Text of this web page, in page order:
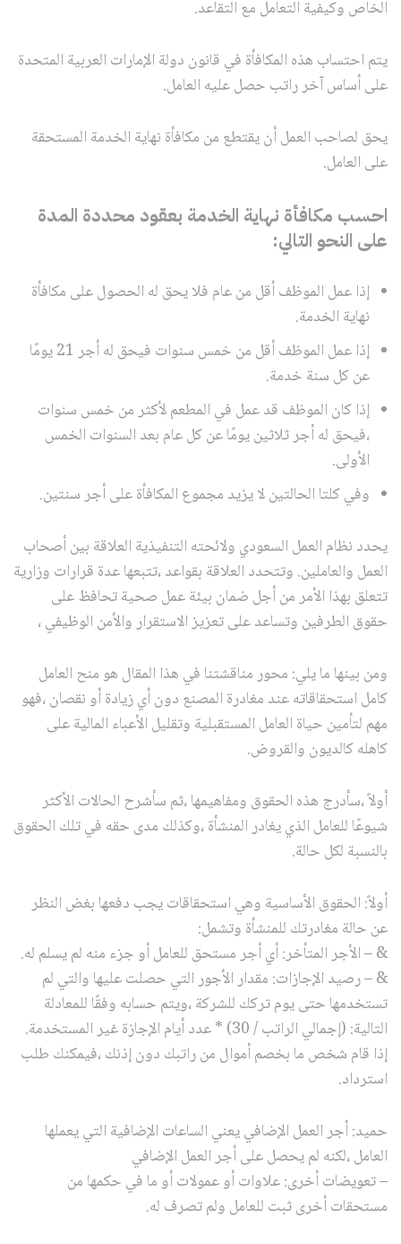
الخاص وكيفية التعامل مع التقاعد.
يتم احتساب هذه المكافأة في قانون دولة الإمارات العربية المتحدة
على أساس آخر راتب حصل عليه العامل.
يحق لصاحب العمل أن يقتطع من مكافأة نهاية الخدمة المستحقة
على العامل.
احسب مكافأة نهاية الخدمة بعقود محددة المدة
على النحو التالي:
إذا عمل الموظف أقل من عام فلا يحق له الحصول على مكافأة
نهاية الخدمة.
إذا عمل الموظف أقل من خمس سنوات فيحق له أجر 21 يومًا
عن كل سنة خدمة.
إذا كان الموظف قد عمل في المطعم لأكثر من خمس سنوات
،فيحق له أجر ثلاثين يومًا عن كل عام بعد السنوات الخمس
الأولى.
وفي كلتا الحالتين لا يزيد مجموع المكافأة على أجر سنتين.
يحدد نظام العمل السعودي ولائحته التنفيذية العلاقة بين أصحاب
العمل والعاملين. وتتحدد العلاقة بقواعد ،تتبعها عدة قرارات وزارية
تتعلق بهذا الأمر من أجل ضمان بيئة عمل صحية تحافظ على
حقوق الطرفين وتساعد على تعزيز الاستقرار والأمن الوظيفي ،
ومن بينها ما يلي: محور مناقشتنا في هذا المقال هو منح العامل
كامل استحقاقاته عند مغادرة المصنع دون أي زيادة أو نقصان ،فهو
مهم لتأمين حياة العامل المستقبلية وتقليل الأعباء المالية على
كاهله كالديون والقروض.
أولاً ،سأدرج هذه الحقوق ومفاهيمها ،ثم سأشرح الحالات الأكثر
شيوعًا للعامل الذي يغادر المنشأة ،وكذلك مدى حقه في تلك الحقوق
بالنسبة لكل حالة.
أولاً: الحقوق الأساسية وهي استحقاقات يجب دفعها بغض النظر
عن حالة مغادرتك للمنشأة وتشمل:
& – الأجر المتأخر: أي أجر مستحق للعامل أو جزء منه لم يسلم له.
& – رصيد الإجازات: مقدار الأجور التي حصلت عليها والتي لم
تستخدمها حتى يوم تركك للشركة ،ويتم حسابه وفقًا للمعادلة
التالية: (إجمالي الراتب / 30) * عدد أيام الإجازة غير المستخدمة.
إذا قام شخص ما بخصم أموال من راتبك دون إذنك ،فيمكنك طلب
استرداد.
حميد: أجر العمل الإضافي يعني الساعات الإضافية التي يعملها
العامل ،لكنه لم يحصل على أجر العمل الإضافي
– تعويضات أخرى: علاوات أو عمولات أو ما في حكمها من
مستحقات أخرى ثبت للعامل ولم تصرف له.